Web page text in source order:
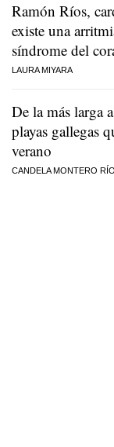
Ramón Ríos,
existe una
síndrome del
LAURA MIYARA
De la más larga
playas gallegas
verano
CANDELA MONTERO RÍO